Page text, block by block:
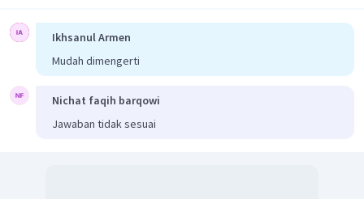
Ikhsanul Armen
Mudah dimengerti
Nichat faqih barqowi
Jawaban tidak sesuai